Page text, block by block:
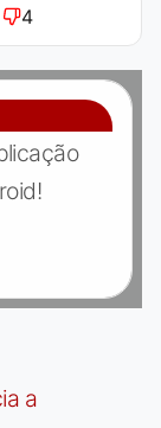
4
a